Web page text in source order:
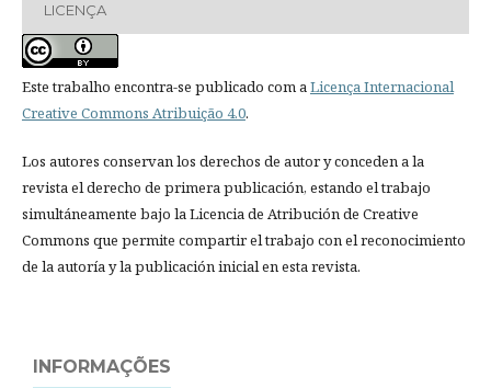
LICENÇA
Este trabalho encontra-se publicado com a Licença Internacional
Creative Commons Atribuição 4.0.
Los autores conservan los derechos de autor y conceden a la
revista el derecho de primera publicación, estando el trabajo
simultáneamente bajo la Licencia de Atribución de Creative
Commons que permite compartir el trabajo con el reconocimiento
de la autoría y la publicación inicial en esta revista.
INFORMAÇÕES